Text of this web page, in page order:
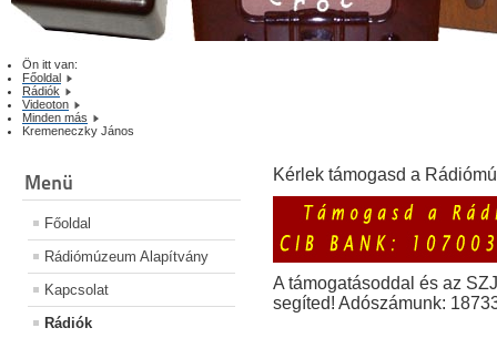
Ön itt van:
Főoldal
Rádiók
Videoton
Minden más
Kremeneczky János
Menü
Főoldal
Rádiómúzeum Alapítvány
Kapcsolat
Rádiók
Kérlek támogasd a
A támogatásoddal és az
segíted! Adószámunk: